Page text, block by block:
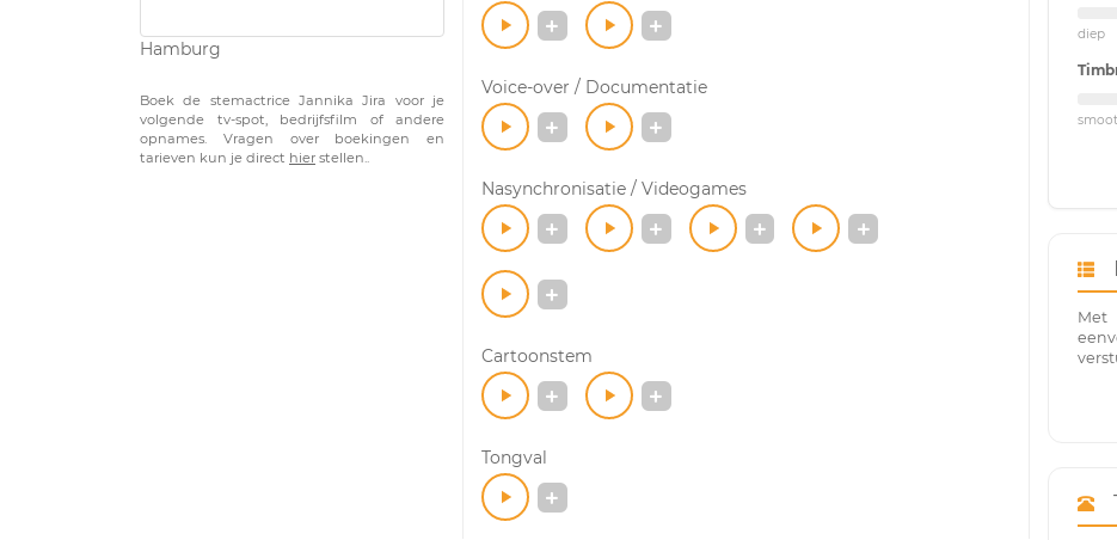
Hamburg
Boek de stemactrice Jannika Jira voor je
volgende tv-spot, bedrijfsfilm of andere
opnames. Vragen over boekingen en
tarieven kun je direct hier stellen..
Voice-over / Documentatie
Nasynchronisatie / Videogames
Cartoonstem
Tongval
diep
Met